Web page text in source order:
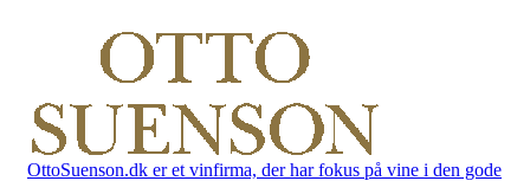
OttoSuenson.dk er et vinfirma, der har fokus på vine i den gode